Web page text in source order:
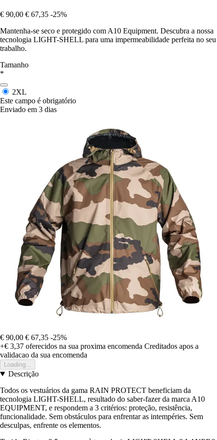
€ 90,00 € 67,35 -25%
Mantenha-se seco e protegido com A10 Equipment. Descubra a nossa
tecnologia LIGHT-SHELL para uma impermeabilidade perfeita no seu
trabalho.
Tamanho
*
2XL
Este campo é obrigatório
Enviado em 3 dias
€ 90,00 € 67,35 -25%
+€ 3,37 oferecidos na sua proxima encomenda Creditados apos a
validacao da sua encomenda
Loading...
Descrição
Todos os vestuários da gama RAIN PROTECT beneficiam da
tecnologia LIGHT-SHELL, resultado do saber-fazer da marca A10
EQUIPMENT, e respondem a 3 critérios: proteção, resistência,
funcionalidade. Sem obstáculos para enfrentar as intempéries. Sem
desculpas, enfrente os elementos.